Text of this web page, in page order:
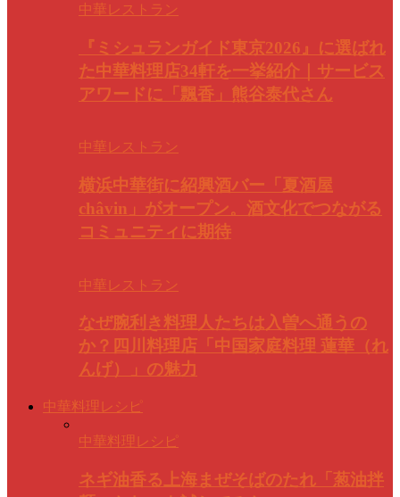
中華レストラン
『ミシュランガイド東京2026』に選ばれ
た中華料理店34軒を一挙紹介｜サービス
アワードに「飄香」熊谷泰代さん
中華レストラン
横浜中華街に紹興酒バー「夏酒屋
châvin」がオープン。酒文化でつながる
コミュニティに期待
中華レストラン
なぜ腕利き料理人たちは入曽へ通うの
か？四川料理店「中国家庭料理 蓮華（れ
んげ）」の魅力
中華料理レシピ
中華料理レシピ
ネギ油香る上海まぜそばのたれ「葱油拌